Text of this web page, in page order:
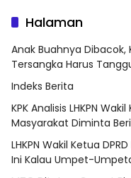
Halaman
Anak Buahnya Dibacok,
Tersangka Harus
Indeks Berita
KPK Analisis LHKPN
Masyarakat Diminta
LHKPN Wakil Ketua
Ini Kalau Umpet-